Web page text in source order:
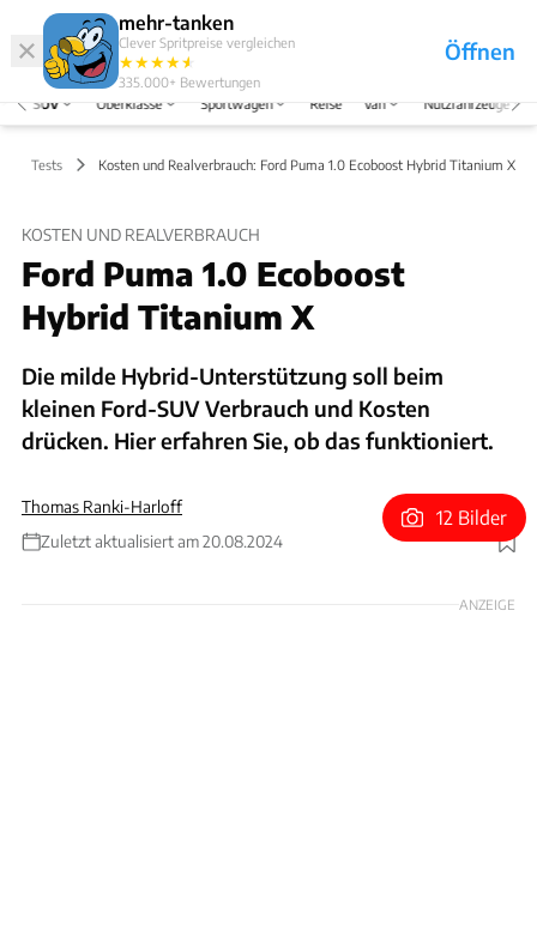
mehr-tanken
Clever Spritpreise vergleichen
★★★★★
★
335.000+ Bewertungen
Öffnen
Abo
Menü
SUV Oberklasse Sportwagen Reise Van Nutzfahrzeuge
Tests Kosten und Realverbrauch: Ford Puma 1.0 Ecoboost Hybrid Titanium X
KOSTEN UND REALVERBRAUCH
Ford Puma 1.0 Ecoboost
Hybrid Titanium X
Die milde Hybrid-Unterstützung soll beim
kleinen Ford-SUV Verbrauch und Kosten
drücken. Hier erfahren Sie, ob das funktioniert.
Thomas Ranki-Harloff
Zuletzt aktualisiert am 20.08.2024
Foto: Achim Hartmann
12 Bilder
ANZEIGE